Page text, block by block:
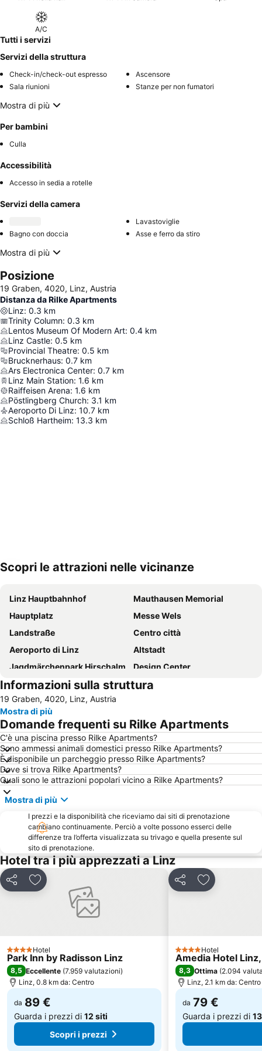
A/C
Tutti i servizi
Servizi della struttura
Check-in/check-out espresso
Ascensore
Sala riunioni
Stanze per non fumatori
Mostra di più
Per bambini
Culla
Accessibilità
Accesso in sedia a rotelle
Servizi della camera
Lavastoviglie
Bagno con doccia
Asse e ferro da stiro
Mostra di più
Posizione
19 Graben, 4020, Linz, Austria
Distanza da Rilke Apartments
Linz: 0.3 km
Trinity Column: 0.3 km
Lentos Museum Of Modern Art: 0.4 km
Linz Castle: 0.5 km
Provincial Theatre: 0.5 km
Brucknerhaus: 0.7 km
Ars Electronica Center: 0.7 km
Linz Main Station: 1.6 km
Raiffeisen Arena: 1.6 km
Pöstlingberg Church: 3.1 km
Aeroporto Di Linz: 10.7 km
Schloß Hartheim: 13.3 km
Espandi mappa
Scopri le attrazioni nelle vicinanze
Linz Hauptbahnhof
Mauthausen Memorial
Hauptplatz
Messe Wels
Landstraße
Centro città
Aeroporto di Linz
Altstadt
Jagdmärchenpark Hirschalm
Design Center
Botanica
Christkindlmarkt Hauptplatz
Pöstlingbergbahn
Passauer Wolf
Tiergarten Linz
Waldstadion
Informazioni sulla struttura
19 Graben, 4020, Linz, Austria
Mostra di più
Domande frequenti su Rilke Apartments
C'è una piscina presso Rilke Apartments?
Sono ammessi animali domestici presso Rilke Apartments?
È disponibile un parcheggio presso Rilke Apartments?
Dove si trova Rilke Apartments?
Quali sono le attrazioni popolari vicino a Rilke Apartments?
Mostra di più
I prezzi e la disponibilità che riceviamo dai siti di prenotazione
cambiano continuamente. Perciò a volte possono esserci delle
differenze tra l’offerta visualizzata su trivago e quella presente sul
sito di prenotazione.
Hotel tra i più apprezzati a Linz
CondividiAggiungi ai preferiti
4 StelleHotel
Park Inn by Radisson Linz
8,5 Eccellente (7.959 valutazioni)
Linz, 0.8 km da: Centro
da 89 €
Guarda i prezzi di 12 siti
Scopri i prezzi
CondividiAggiungi ai
4 StelleHotel
Amedia Hotel
8,3 Ottima (2.094
Linz, 2.1 km da: Centro
da 79 €
Guarda i prezzi di